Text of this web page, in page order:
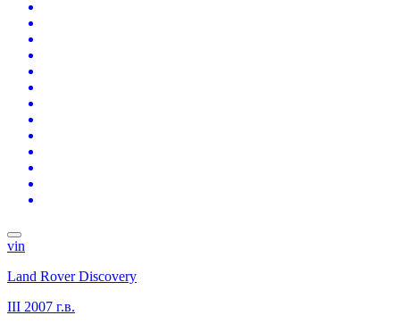
vin
Land Rover Discovery
III 2007 г.в.